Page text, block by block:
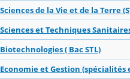
Sciences de la Vie et de la Terre
Sciences et Techniques
Biotechnologies ( Bac STL)
Economie et Gestion (spécialités